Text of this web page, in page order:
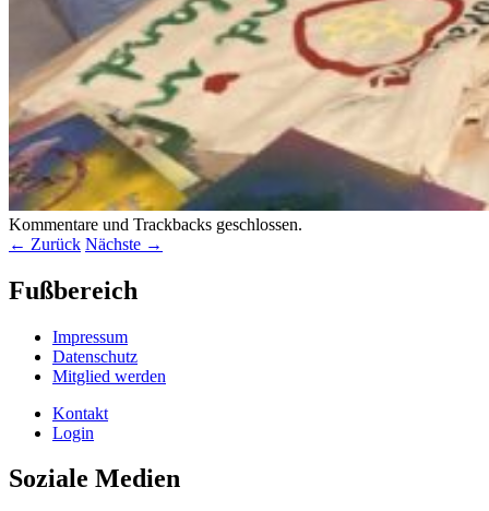
Kommentare und Trackbacks geschlossen.
← Zurück Nächste →
Fußbereich
Impressum
Datenschutz
Mitglied werden
Kontakt
Login
Soziale Medien